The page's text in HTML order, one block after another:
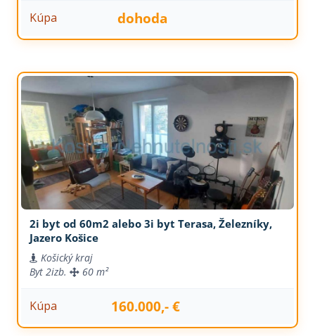
Kúpa dohoda
2i byt od 60m2 alebo 3i byt Terasa, Železníky,
Jazero Košice
Košický kraj
Byt 2izb. 60 m²
Kúpa 160.000,- €